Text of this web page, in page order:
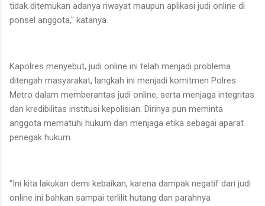
tidak ditemukan adanya riwayat maupun aplikasi judi online di
ponsel anggota," katanya.
Kapolres menyebut, judi online ini telah menjadi problema
ditengah masyarakat, langkah ini menjadi komitmen Polres
Metro dalam memberantas judi online, serta menjaga integritas
dan kredibilitas institusi kepolisian. Dirinya pun meminta
anggota mematuhi hukum dan menjaga etika sebagai aparat
penegak hukum.
“Ini kita lakukan demi kebaikan, karena dampak negatif dari judi
online ini bahkan sampai terlilit hutang dan parahnya